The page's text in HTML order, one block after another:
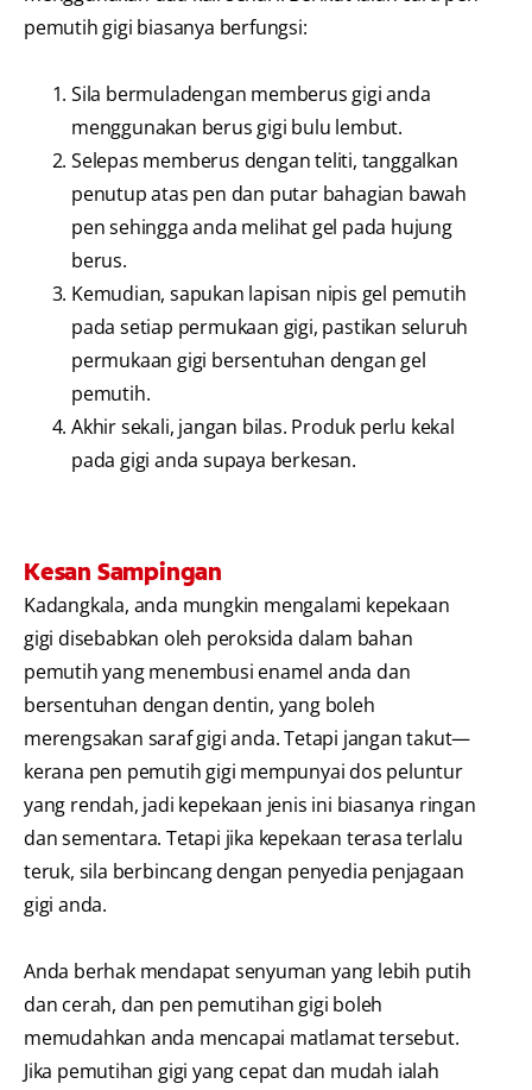
pemutih gigi biasanya berfungsi:
Sila bermuladengan memberus gigi anda
menggunakan berus gigi bulu lembut.
Selepas memberus dengan teliti, tanggalkan
penutup atas pen dan putar bahagian bawah
pen sehingga anda melihat gel pada hujung
berus.
Kemudian, sapukan lapisan nipis gel pemutih
pada setiap permukaan gigi, pastikan seluruh
permukaan gigi bersentuhan dengan gel
pemutih.
Akhir sekali, jangan bilas. Produk perlu kekal
pada gigi anda supaya berkesan.
Kesan Sampingan
Kadangkala, anda mungkin mengalami kepekaan
gigi disebabkan oleh peroksida dalam bahan
pemutih yang menembusi enamel anda dan
bersentuhan dengan dentin, yang boleh
merengsakan saraf gigi anda. Tetapi jangan takut—
kerana pen pemutih gigi mempunyai dos peluntur
yang rendah, jadi kepekaan jenis ini biasanya ringan
dan sementara. Tetapi jika kepekaan terasa terlalu
teruk, sila berbincang dengan penyedia penjagaan
gigi anda.
Anda berhak mendapat senyuman yang lebih putih
dan cerah, dan pen pemutihan gigi boleh
memudahkan anda mencapai matlamat tersebut.
Jika pemutihan gigi yang cepat dan mudah ialah